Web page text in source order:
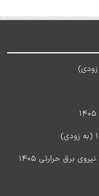
آخرین اخبار استخدام شرکت مادر تخصصی تولید نیروی برق حرارتی 1405